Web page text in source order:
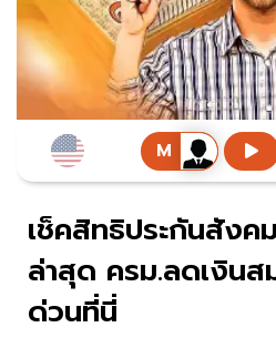
เช็คสิทธิประกันสังค
ล่าสุด ครม.ลดเงิน
ด่วนที่นี่